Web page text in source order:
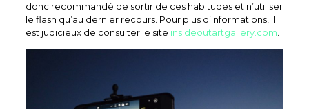
donc recommandé de sortir de ces habitudes et n’utiliser
le flash qu’au dernier recours. Pour plus d’informations, il
est judicieux de consulter le site insideoutartgallery.com.